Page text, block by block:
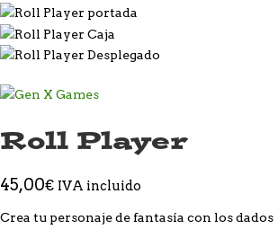
Roll Player
45,00€ IVA incluido
Crea tu personaje de fantasía con los dados